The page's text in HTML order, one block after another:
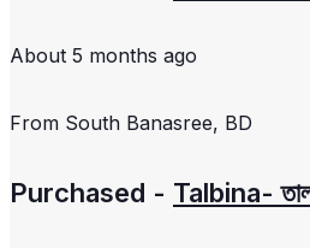
About 5 months ago
From South Banasree, BD
Purchased - Talbina-